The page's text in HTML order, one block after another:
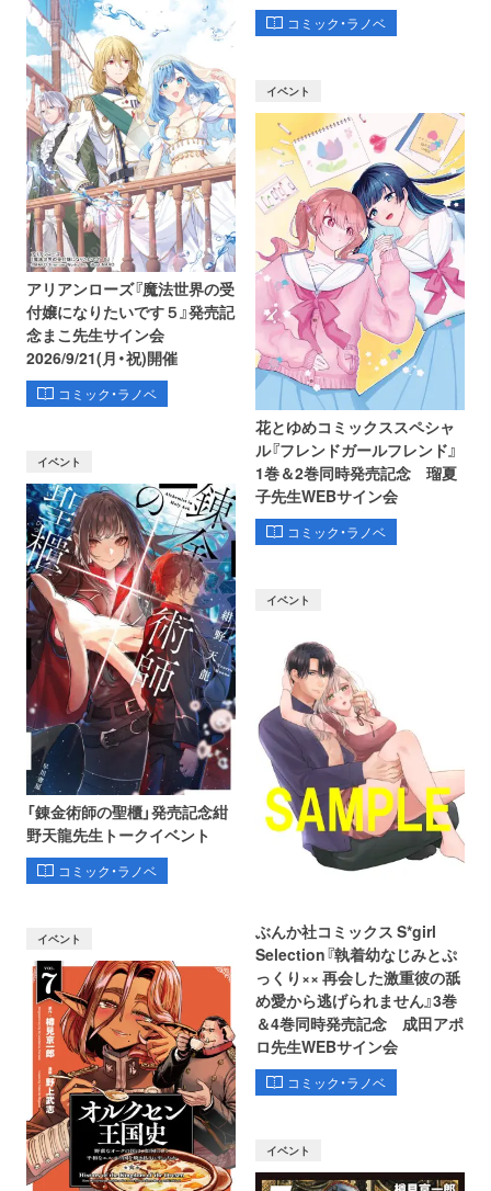
コミック・ラノベ
アリアンローズ『魔法世界の受
付嬢になりたいです５』発売記
念まこ先生サイン会
2026/9/21(月・祝)開催
コミック・ラノベ
イベント
花とゆめコミックススペシャ
ル『フレンドガールフレンド』
1巻＆2巻同時発売記念 瑠夏
子先生WEBサイン会
コミック・ラノベ
イベント
「錬金術師の聖櫃」発売記念紺
野天龍先生トークイベント
コミック・ラノベ
イベント
ぶんか社コミックス S*girl
Selection『執着幼なじみとぷ
っくり×× 再会した激重彼の舐
め愛から逃げられません』3巻
＆4巻同時発売記念 成田アポ
ロ先生WEBサイン会
コミック・ラノベ
イベント
イベント